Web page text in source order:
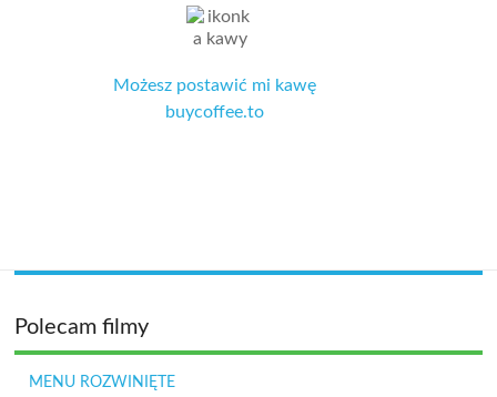
Możesz postawić mi kawę
buycoffee.to
Polecam filmy
MENU ROZWINIĘTE